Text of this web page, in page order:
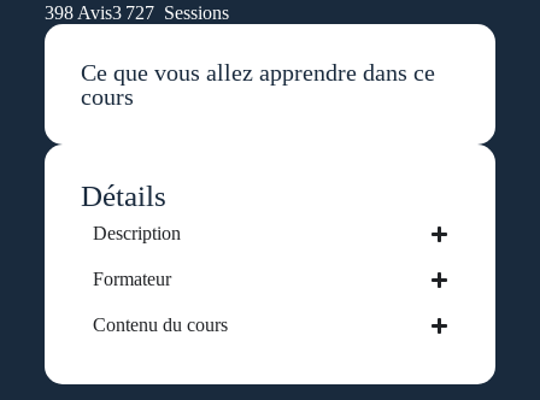
398 Avis3 727 Sessions
Ce que vous allez apprendre dans ce
cours
Détails
Description
Formateur
Contenu du cours